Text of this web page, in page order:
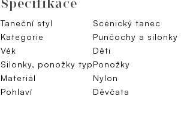
Specifikace
Taneční styl
Scénický tanec
Kategorie
Punčochy a silonky
Věk
Děti
Silonky, ponožky typPonožky
Materiál
Nylon
Pohlaví
Děvčata